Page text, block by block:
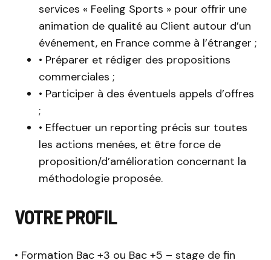
services « Feeling Sports » pour offrir une
animation de qualité au Client autour d’un
événement, en France comme à l’étranger ;
• Préparer et rédiger des propositions
commerciales ;
• Participer à des éventuels appels d’offres
;
• Effectuer un reporting précis sur toutes
les actions menées, et être force de
proposition/d’amélioration concernant la
méthodologie proposée.
VOTRE PROFIL
• Formation Bac +3 ou Bac +5 – stage de fin